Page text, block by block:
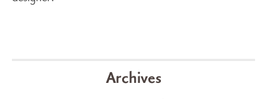
Archives